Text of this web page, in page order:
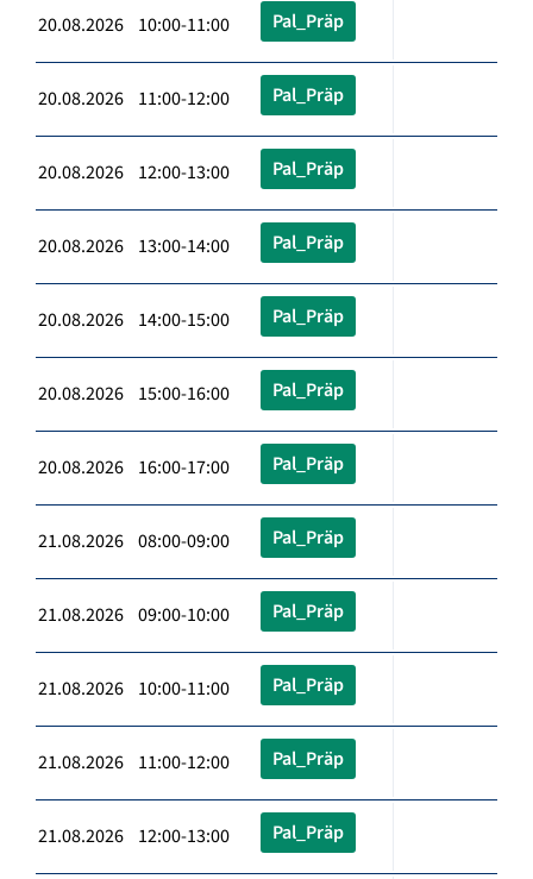
20.08.2026 10:00-11:00 Pal_Präp
20.08.2026 11:00-12:00 Pal_Präp
20.08.2026 12:00-13:00 Pal_Präp
20.08.2026 13:00-14:00 Pal_Präp
20.08.2026 14:00-15:00 Pal_Präp
20.08.2026 15:00-16:00 Pal_Präp
20.08.2026 16:00-17:00 Pal_Präp
21.08.2026 08:00-09:00 Pal_Präp
21.08.2026 09:00-10:00 Pal_Präp
21.08.2026 10:00-11:00 Pal_Präp
21.08.2026 11:00-12:00 Pal_Präp
21.08.2026 12:00-13:00 Pal_Präp